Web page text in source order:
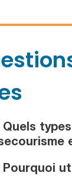
Quels
Pourquoi